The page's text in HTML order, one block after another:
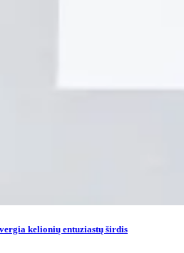
kelionių entuziastų širdis